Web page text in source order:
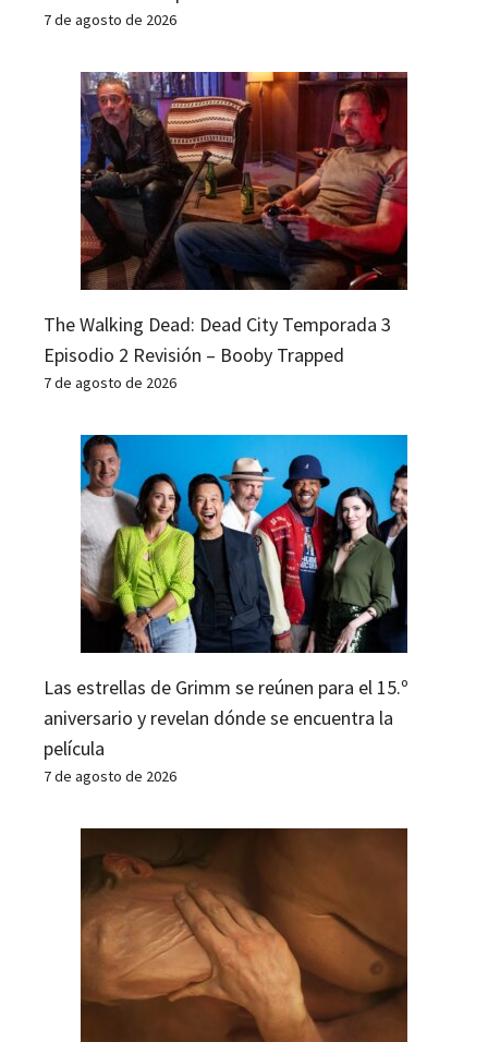
7 de agosto de 2026
The Walking Dead: Dead City Temporada 3
Episodio 2 Revisión – Booby Trapped
7 de agosto de 2026
Las estrellas de Grimm se reúnen para el 15.º
aniversario y revelan dónde se encuentra la
película
7 de agosto de 2026